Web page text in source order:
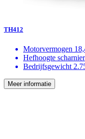
TH412
Motorvermogen
Hefhoogte
Bedrijfsgewicht
Meer informatie